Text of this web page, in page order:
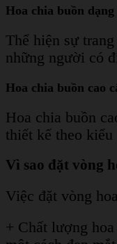
Hoa chia buồn
Thể hiện sự
những người có
Hoa chia buồn cao
Hoa chia buồn
thiết kế theo
Vì sao đặt vòng
Việc đặt vòng
+ Chất lượng